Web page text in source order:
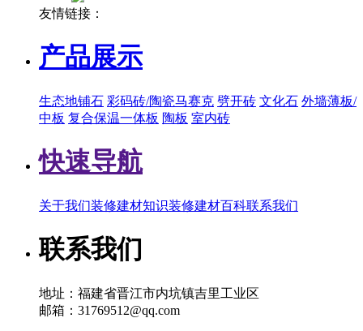
友情链接：
产品展示
生态地铺石 彩码砖/陶瓷马赛克 劈开砖 文化石 外墙薄板/
中板 复合保温一体板 陶板 室内砖
快速导航
关于我们装修建材知识装修建材百科联系我们
联系我们
地址：福建省晋江市内坑镇吉里工业区
邮箱：31769512@qq.com